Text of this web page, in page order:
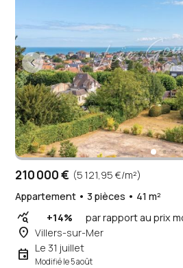
210 000 € (5 121,95 €/m²)
Appartement • 3 pièces • 41 m²
query_stats +14% par rapport au prix
place Villers-sur-Mer
event Le 31 juillet
Modifié le 5 août